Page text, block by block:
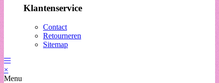
Klantenservice
Contact
Retourneren
Sitemap
×
Menu